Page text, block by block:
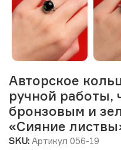
Авторское
ручной работы,
бронзовым и
«Сияние
SKU: Артикул 056-19